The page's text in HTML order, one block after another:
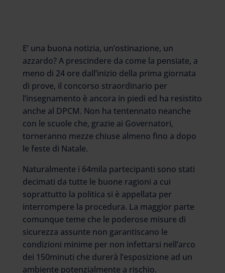
E’ una buona notizia, un’ostinazione, un
azzardo? A prescindere da come la pensiate, a
meno di 24 ore dall’inizio della prima giornata
di prove, il concorso straordinario per
l’insegnamento è ancora in piedi ed ha resistito
anche al DPCM. Non ha tentennato neanche
con le scuole che, grazie ai Governatori,
torneranno mezze chiuse almeno fino a dopo
le feste di Natale.
Naturalmente i 64mila partecipanti sono stati
decimati da tutte le buone ragioni a cui
soprattutto la politica si è appellata per
interrompere la procedura. La maggior parte
comunque teme che le poderose misure di
sicurezza assunte non garantiscano le
condizioni minime per non infettarsi nell’arco
dei 150minuti che durerà l’esposizione ad un
ambiente potenzialmente a rischio.